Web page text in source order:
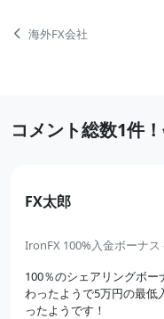
ペ
ナ
ビ
ー
ョ
ン
海外FX会社
最
コ
メ
ト
コメント総数1件
FX太郎の
メ
ト
100％のシェアリングボー
わったようで5万円の最低
ったようです！